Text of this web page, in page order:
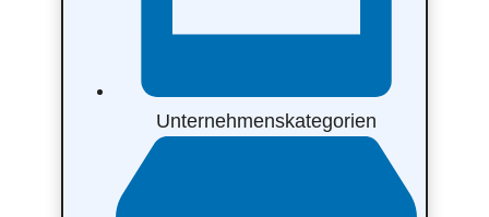
Unternehmenskategorien